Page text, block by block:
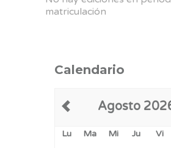
matriculación
Calendario
Agosto
Lu Ma Mi Ju Vi